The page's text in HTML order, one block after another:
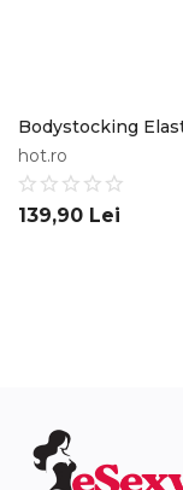
hot.ro
139,90 Lei